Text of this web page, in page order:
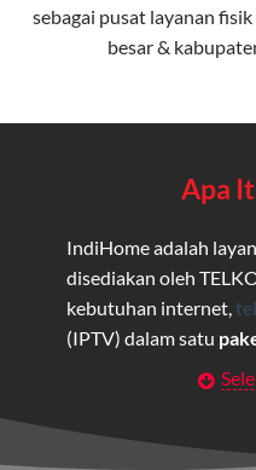
sebagai pusat layanan
besar &
Apa
IndiHome adalah
disediakan oleh
kebutuhan internet,
(IPTV) dalam satu
Layanan Wifi
maupun individu